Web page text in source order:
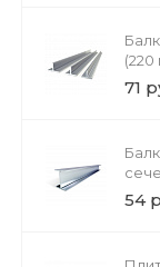
71
54